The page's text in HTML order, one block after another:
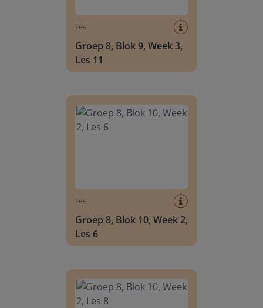
Les
Groep 8, Blok 9, Week 3,
Les 11
Les
Groep 8, Blok 10, Week 2,
Les 6